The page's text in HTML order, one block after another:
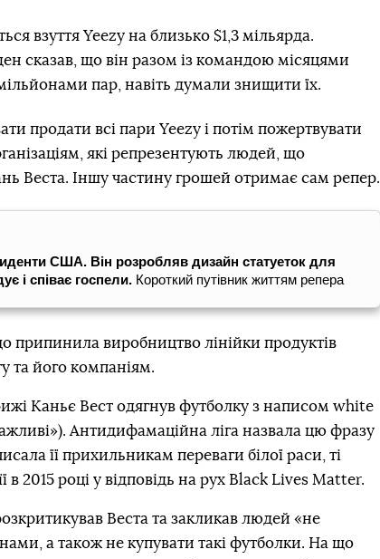
взуття Yeezy на близько $1,3 мільярда.
сказав, що він разом із командою місяцями
пар, навіть думали знищити їх.
продати всі пари Yeezy і потім пожертвувати
які репрезентують людей, що
Веста. Іншу частину грошей отримає сам репер.
США. Він розробляв дизайн статуеток для
і співає госпели. Короткий путівник життям репера
припинила виробництво лінійки продуктів
та його компаніям.
Каньє Вест одягнув футболку з написом white
Антидифамаційна ліга назвала цю фразу
її прихильникам переваги білої раси, ті
в 2015 році у відповідь на рух Black Lives Matter.
Веста та закликав людей «не
а також не купувати такі футболки. На що